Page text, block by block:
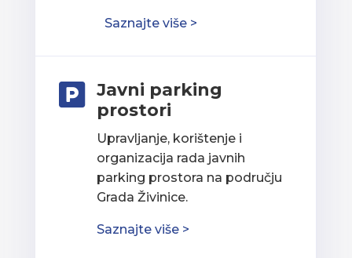
Saznajte više >

Javni parking
prostori
Upravljanje, korištenje i
organizacija rada javnih
parking prostora na području
Grada Živinice.
Saznajte više >